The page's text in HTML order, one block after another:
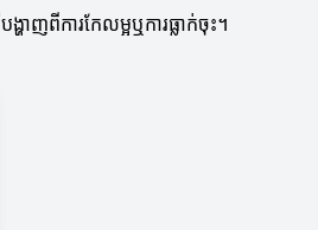
ាញពីការកែលម្អឬការធ្លាក់ចុះ។